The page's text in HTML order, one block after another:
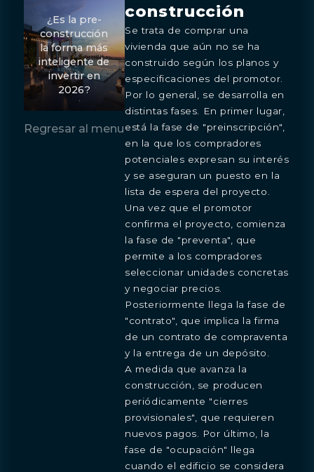
¿Es la pre-
construcción
la forma más
inteligente de
invertir en
2026?
Regresar al menu
construcción
Se trata de comprar una
vivienda que aún no se ha
construido según los planos y
especificaciones del promotor.
Por lo general, se desarrolla en
distintas fases. En primer lugar,
está la fase de "preinscripción",
en la que los compradores
potenciales expresan su interés
y se aseguran un puesto en la
lista de espera del proyecto.
Una vez que el promotor
confirma el proyecto, comienza
la fase de "preventa", que
permite a los compradores
seleccionar unidades concretas
y negociar precios.
Posteriormente llega la fase de
"contrato", que implica la firma
de un contrato de compraventa
y la entrega de un depósito.
A medida que avanza la
construcción, se producen
periódicamente "cierres
provisionales", que requieren
nuevos pagos. Por último, la
fase de "ocupación" llega
cuando el edificio se considera